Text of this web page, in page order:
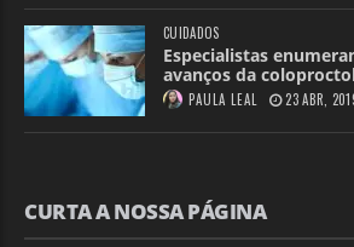
CUIDADOS
Especialistas
avanços da
PAULA LEAL 23 ABR,
CURTA A NOSSA PÁGINA